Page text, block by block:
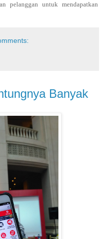
pelanggan untuk mendapatkan
Banyak